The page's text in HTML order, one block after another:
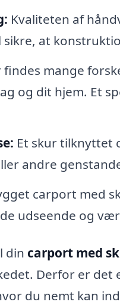
Kvaliteten af
at
findes mange
og dit hjem. Et
Et skur tilknyttet
andre
carport med
udseende og
din carport med
Derfor er
du nemt kan